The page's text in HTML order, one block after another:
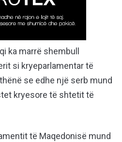
ka marrë shembull
si kryeparlamentar të
se edhe një serb mund
kryesore të shtetit të
të Maqedonisë mund